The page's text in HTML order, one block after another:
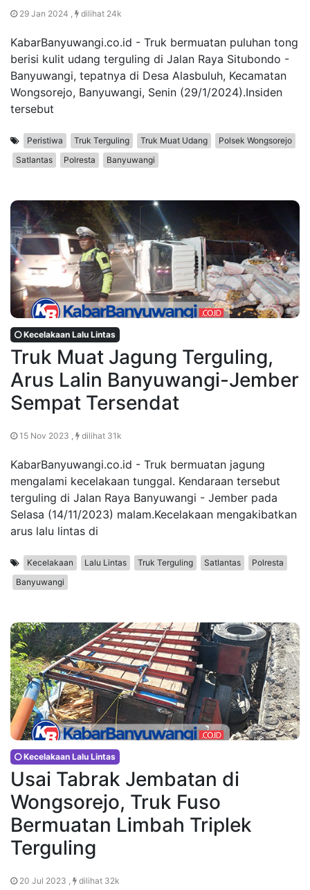
29 Jan 2024 , dilihat 24k
KabarBanyuwangi.co.id - Truk bermuatan puluhan tong
berisi kulit udang terguling di Jalan Raya Situbondo -
Banyuwangi, tepatnya di Desa Alasbuluh, Kecamatan
Wongsorejo, Banyuwangi, Senin (29/1/2024).Insiden
tersebut
Peristiwa Truk Terguling Truk Muat Udang
Polsek Wongsorejo
Satlantas
Polresta Banyuwangi
Kecelakaan Lalu Lintas
Truk Muat Jagung Terguling,
Arus Lalin Banyuwangi-Jember
Sempat Tersendat
15 Nov 2023 , dilihat 31k
KabarBanyuwangi.co.id - Truk bermuatan jagung
mengalami kecelakaan tunggal. Kendaraan tersebut
terguling di Jalan Raya Banyuwangi - Jember pada
Selasa (14/11/2023) malam.Kecelakaan mengakibatkan
arus lalu lintas di
Kecelakaan Lalu Lintas Truk Terguling Satlantas
Polresta
Banyuwangi
Kecelakaan Lalu Lintas
Usai Tabrak Jembatan di
Wongsorejo, Truk Fuso
Bermuatan Limbah Triplek
Terguling
20 Jul 2023 , dilihat 32k